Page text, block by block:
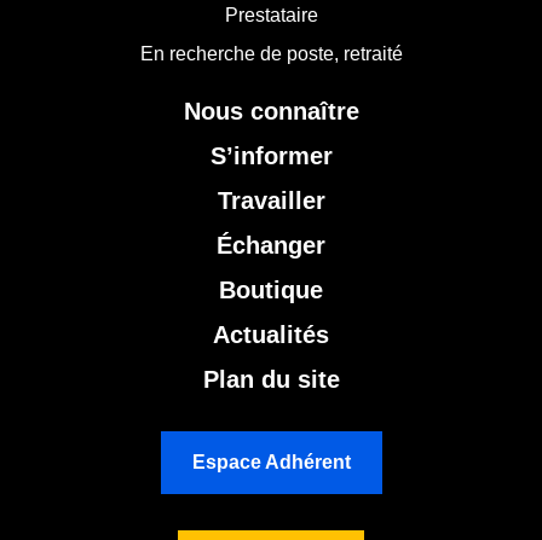
Prestataire
En recherche de poste, retraité
Nous connaître
S’informer
Travailler
Échanger
Boutique
Actualités
Plan du site
Espace Adhérent